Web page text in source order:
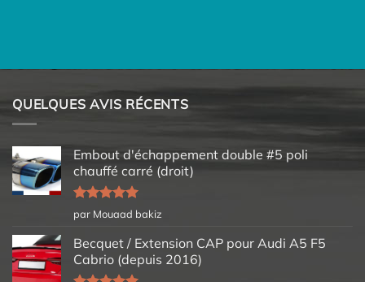
QUELQUES AVIS RÉCENTS
Embout d'échappement double #5 poli
chauffé carré (droit)
Note5sur
5
par Mouaad bakiz
Becquet / Extension CAP pour Audi A5 F5
Cabrio (depuis 2016)